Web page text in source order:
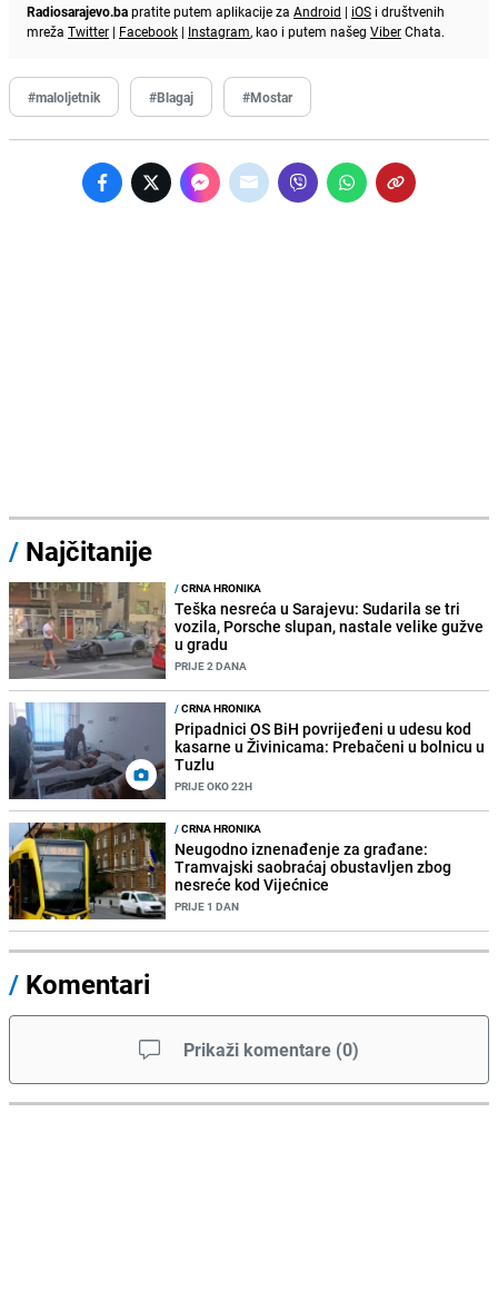
Radiosarajevo.bapratite putem aplikacije za Android | iOS i društvenih
mreža Twitter | Facebook | Instagram, kao i putem našeg ViberChata.
#maloljetnik #Blagaj #Mostar
/ Najčitanije
/CRNA HRONIKA
Teška nesreća u Sarajevu: Sudarila se tri
vozila, Porsche slupan, nastale velike gužve
u gradu
PRIJE 2 DANA
/CRNA HRONIKA
Pripadnici OS BiH povrijeđeni u udesu kod
kasarne u Živinicama: Prebačeni u bolnicu u
Tuzlu
PRIJE OKO 22H
/CRNA HRONIKA
Neugodno iznenađenje za građane:
Tramvajski saobraćaj obustavljen zbog
nesreće kod Vijećnice
PRIJE 1 DAN
/ Komentari
Prikaži komentare (0)